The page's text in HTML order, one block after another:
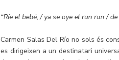
“Ríe el bebé, / ya se oye el run run / de
Carmen Salas Del Río no sols és
es dirigeixen a un destinatari